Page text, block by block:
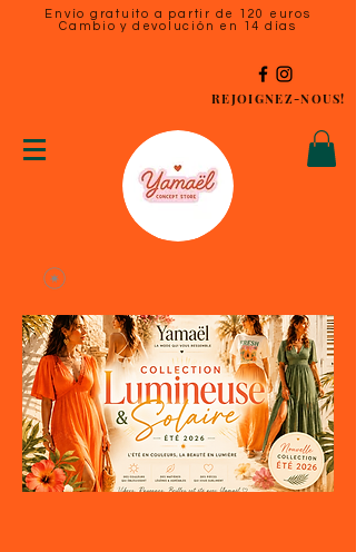
Envío gratuito a partir de 120 euros
Cambio y devolución en 14 días
REJOIGNEZ-NOUS!